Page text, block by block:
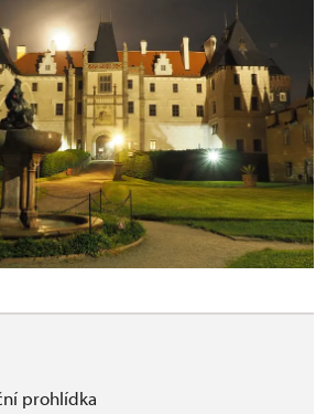
prohlídka